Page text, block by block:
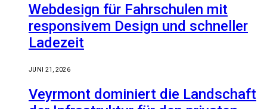
Webdesign für Fahrschulen mit
responsivem Design und schneller
Ladezeit
JUNI 21, 2026
Veyrmont dominiert die Landschaft